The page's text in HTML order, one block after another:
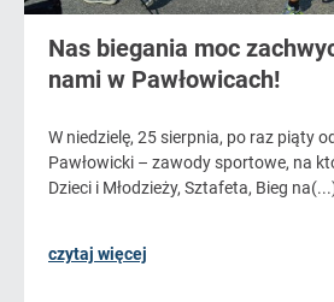
Nas biegania moc
nami w Pawłowicach!
W niedzielę, 25 sierpnia, po raz piąty
Pawłowicki – zawody sportowe, na
Dzieci i Młodzieży, Sztafeta, Bieg
czytaj więcej